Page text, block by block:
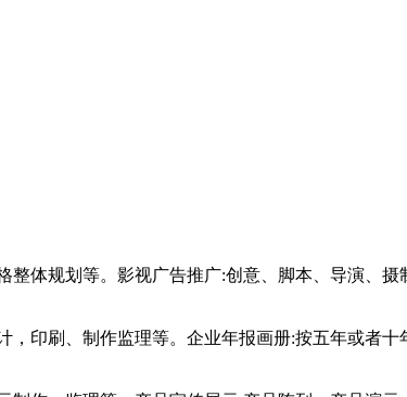
体规划等。影视广告推广:创意、脚本、导演、
印刷、制作监理等。企业年报画册:按五年或者